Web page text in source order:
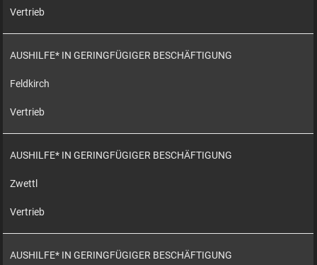
Vertrieb
AUSHILFE* IN GERINGFÜGIGER BESCHÄFTIGUNG
Feldkirch
Vertrieb
AUSHILFE* IN GERINGFÜGIGER BESCHÄFTIGUNG
Zwettl
Vertrieb
AUSHILFE* IN GERINGFÜGIGER BESCHÄFTIGUNG